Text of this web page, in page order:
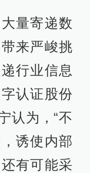
量寄递数
来严峻挑
行业信息
认证股份
认为，“不
诱使内部
有可能采